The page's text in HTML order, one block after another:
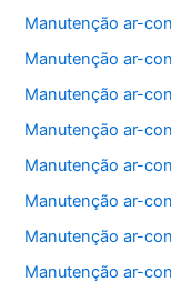
Manutenção ar-
Manutenção ar-
Manutenção ar-
Manutenção ar-
Manutenção ar-
Manutenção ar-
Manutenção ar-
Manutenção ar-